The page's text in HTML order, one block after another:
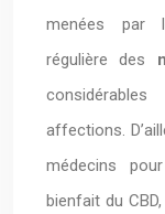
menées par
régulière des
affections.
médecins
bienfait du